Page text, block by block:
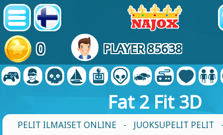
0 PLAYER 85638
Fat 2 Fit 3D
PELIT ILMAISET ONLINE - JUOKSUPELIT PELIT